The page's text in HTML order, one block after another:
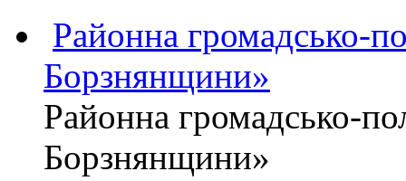
Районна громадсько-
Борзнянщини»
Районна громадсько-
Борзнянщини»